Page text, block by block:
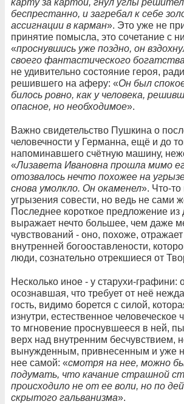
карту за картой, гнул углы
беспрестанно, и загребал к себе
ассигнации в карман». Это уже не
принятие помысла, это сочетание с
«проснувшись уже поздно, он
своего фантастического богатства
не удивительно состояние героя,
решившего на аферу: «Он был
билось ровно, как у человека,
опасное, но необходимое».
Важно свидетельство Пушкина о
человечности у Германна, ещё и до
напоминавшего счётную машину,
«Лизавета Ивановна прошла мимо
отозвалось нечто похожее на
снова умолкло. Он окаменел». Что-
угрызения совести, но ведь не сами
Последнее короткое предложение из
выражает нечто большее, чем даже
чувствований - оно, похоже,
внутренней богооставлености,
люди, сознательно отрекшиеся от
Несколько иное - у старухи-графини:
осознавшая, что требует от неё
гость, видимо борется с силой,
изнутри, естественное человеческое
то мгновение проснувшееся в ней,
верх над внутренним бесчувствием,
вынужденным, привнесенным и уже
нее самой: «смотря на нее, можно
подумать, что качание страшной
происходило не от ее воли, но по
скрытого гальванизма».